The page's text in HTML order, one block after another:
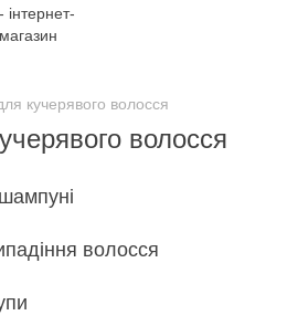
кучерявого волосся
волосся
волосся